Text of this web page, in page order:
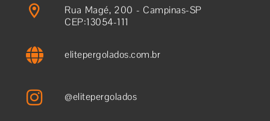
Rua Magé, 200 - Campinas-SP
CEP:13054-111
elitepergolados.com.br
@elitepergolados